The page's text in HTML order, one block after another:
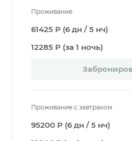
Проживание
61425 Р (6 дн / 5 нч)
12285 Р (за 1 ночь)
Проживание с завтраком
95200 Р (6 дн / 5 нч)